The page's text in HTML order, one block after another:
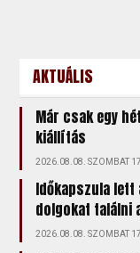
AKTUÁLIS
Már csak egy
kiállítás
2026.08.08. SZOMBAT
Időkapszula lett
dolgokat találni
2026.08.08. SZOMBAT